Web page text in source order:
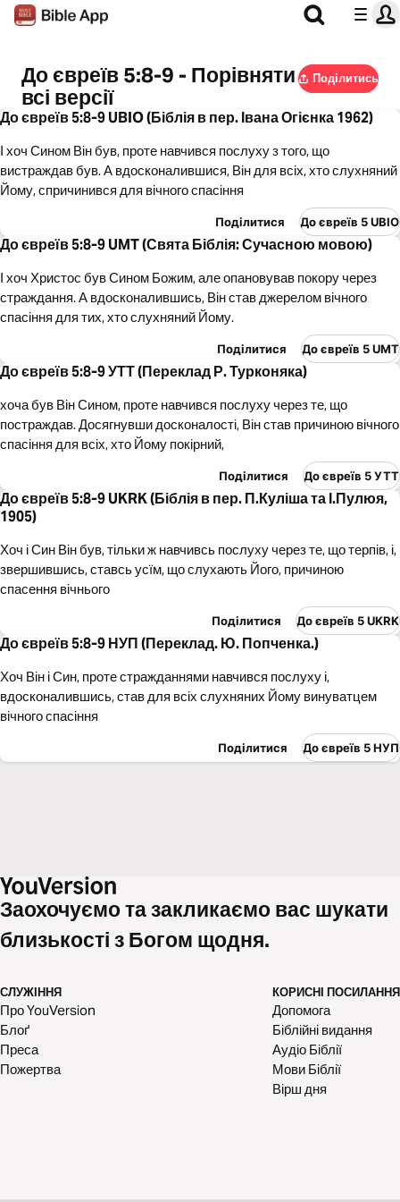
До євреїв 5:8-9 - Порівняти
всі версії
Поділитись
До євреїв 5:8-9 UBIO (Біблія в пер. Івана Огієнка 1962)
І хоч Сином Він був, проте навчився послуху з того, що
вистраждав був. А вдосконалившися, Він для всіх, хто слухняний
Йому, спричинився для вічного спасіння
Поділитися До євреїв 5 UBIO
До євреїв 5:8-9 UMT (Свята Біблія: Сучасною мовою)
І хоч Христос був Сином Божим, але опановував покору через
страждання. А вдосконалившись, Він став джерелом вічного
спасіння для тих, хто слухняний Йому.
Поділитися До євреїв 5 UMT
До євреїв 5:8-9 УТТ (Переклад Р. Турконяка)
хоча був Він Сином, проте навчився послуху через те, що
постраждав. Досягнувши досконалості, Він став причиною вічного
спасіння для всіх, хто Йому покірний,
Поділитися До євреїв 5 УТТ
До євреїв 5:8-9 UKRK (Біблія в пер. П.Куліша та І.Пулюя,
1905)
Хоч і Син Він був, тільки ж навчивсь послуху через те, що терпів, і,
звершившись, ставсь усїм, що слухають Його, причиною
спасення вічнього
Поділитися До євреїв 5 UKRK
До євреїв 5:8-9 НУП (Переклад. Ю. Попченка.)
Хоч Він і Син, проте стражданнями навчився послуху і,
вдосконалившись, став для всіх слухняних Йому винуватцем
вічного спасіння
Поділитися До євреїв 5 НУП
Заохочуємо та закликаємо вас шукати
близькості з Богом щодня.
СЛУЖІННЯ
Про YouVersion
Блоґ
Преса
Пожертва
КОРИСНІ ПОСИЛАННЯ
Допомога
Біблійні видання
Аудіо Біблії
Мови Біблії
Вірш дня